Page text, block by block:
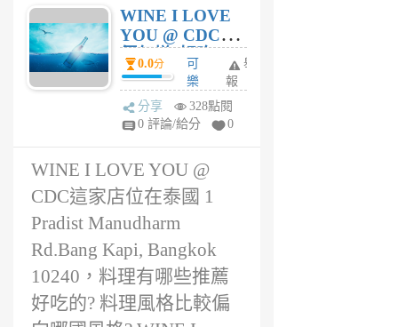
WINE I LOVE
YOU @ CDC評
價怎樣?好吃
嗎?
0.0分
可
樂
妹
1
舉
報
分享
328點閱
0 評論/給分
0
WINE I LOVE YOU @
CDC這家店位在泰國 1
Pradist Manudharm
Rd.Bang Kapi, Bangkok
10240，料理有哪些推薦
好吃的? 料理風格比較偏